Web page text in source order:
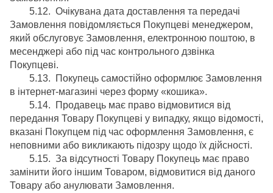
5.12. Очікувана дата доставлення та передачі
Замовлення повідомляється Покупцеві менеджером,
який обслуговує Замовлення, електронною поштою, в
месенджері або під час контрольного дзвінка
Покупцеві.
5.13. Покупець самостійно оформлює Замовлення
в інтернет-магазині через форму «кошика».
5.14. Продавець має право відмовитися від
передання Товару Покупцеві у випадку, якщо відомості,
вказані Покупцем під час оформлення Замовлення, є
неповними або викликають підозру щодо їх дійсності.
5.15. За відсутності Товару Покупець має право
замінити його іншим Товаром, відмовитися від даного
Товару або анулювати Замовлення.